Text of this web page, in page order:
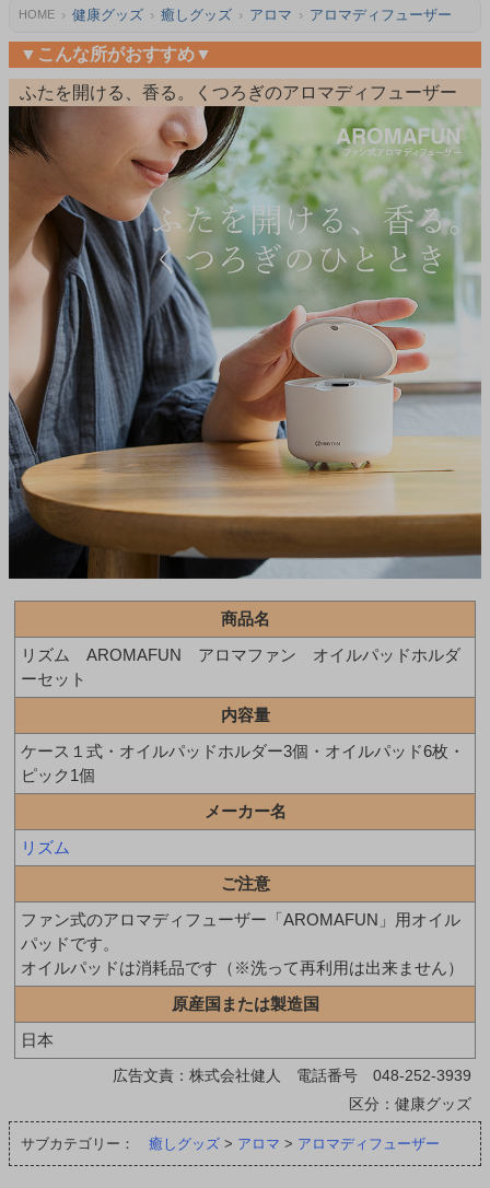
HOME 健康グッズ 癒しグッズ アロマ アロマディフューザー
▼こんな所がおすすめ▼
ふたを開ける、香る。くつろぎのアロマディフューザー
商品名
リズム AROMAFUN アロマファン オイルパッドホルダ
ーセット
内容量
ケース１式・オイルパッドホルダー3個・オイルパッド6枚・
ピック1個
メーカー名
リズム
ご注意
ファン式のアロマディフューザー「AROMAFUN」用オイル
パッドです。
オイルパッドは消耗品です（※洗って再利用は出来ません）
原産国または製造国
日本
広告文責：株式会社健人 電話番号 048-252-3939
区分：健康グッズ
サブカテゴリー： 癒しグッズ > アロマ > アロマディフューザー